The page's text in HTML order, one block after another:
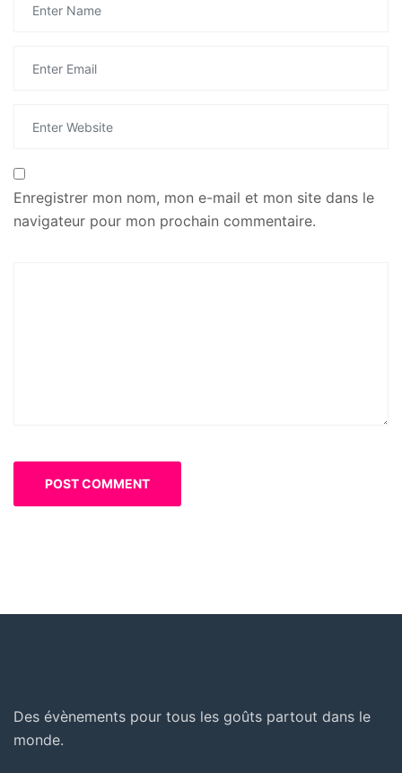
Enregistrer mon nom, mon e-mail et mon site dans le
navigateur pour mon prochain commentaire.
Des évènements pour tous les goûts partout dans le
monde.